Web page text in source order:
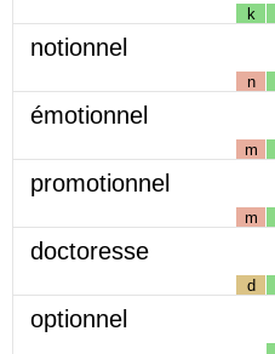
k
notionnel
n
émotionnel
m
promotionnel
m
doctoresse
d
optionnel